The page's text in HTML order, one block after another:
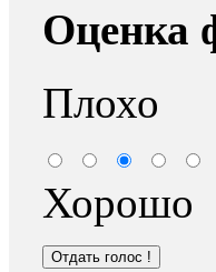
Оценка
Плохо
Хорошо